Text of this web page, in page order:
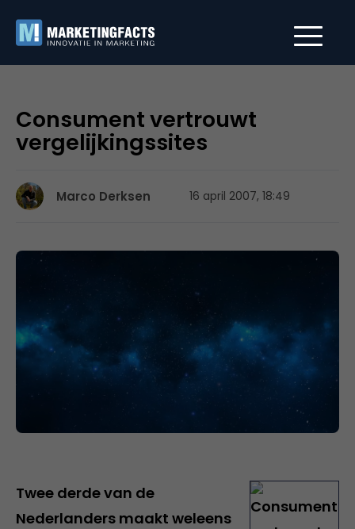
Consument vertrouwt
vergelijkingssites
Marco Derksen 16 april 2007, 18:49
Twee derde van de
Nederlanders maakt weleens